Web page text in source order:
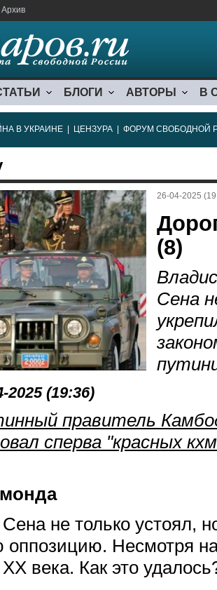
Архив
БЛОГИ АВТОРЫ В
В УКРАИНЕ ЦЕНЗУРА ФОРУМ СВОБОДНОЙ
26-04-2025
(8)
Сена
2025 (19:36)
правитель
сперва "красных
не только устоял,
оппозицию. Несмотря
XX века. Как это